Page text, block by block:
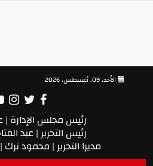
رئيس مجلس الإدارة |
رئيس التحرير | عبد
مديرا التحرير | محمود